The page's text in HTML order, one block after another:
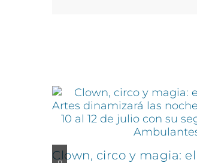
Clown, circo y magia: